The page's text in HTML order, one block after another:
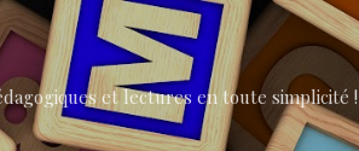
et lectures en toute simplicité !